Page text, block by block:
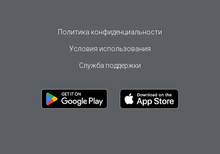
Политика конфиденциальности
Условия использования
Служба поддержки